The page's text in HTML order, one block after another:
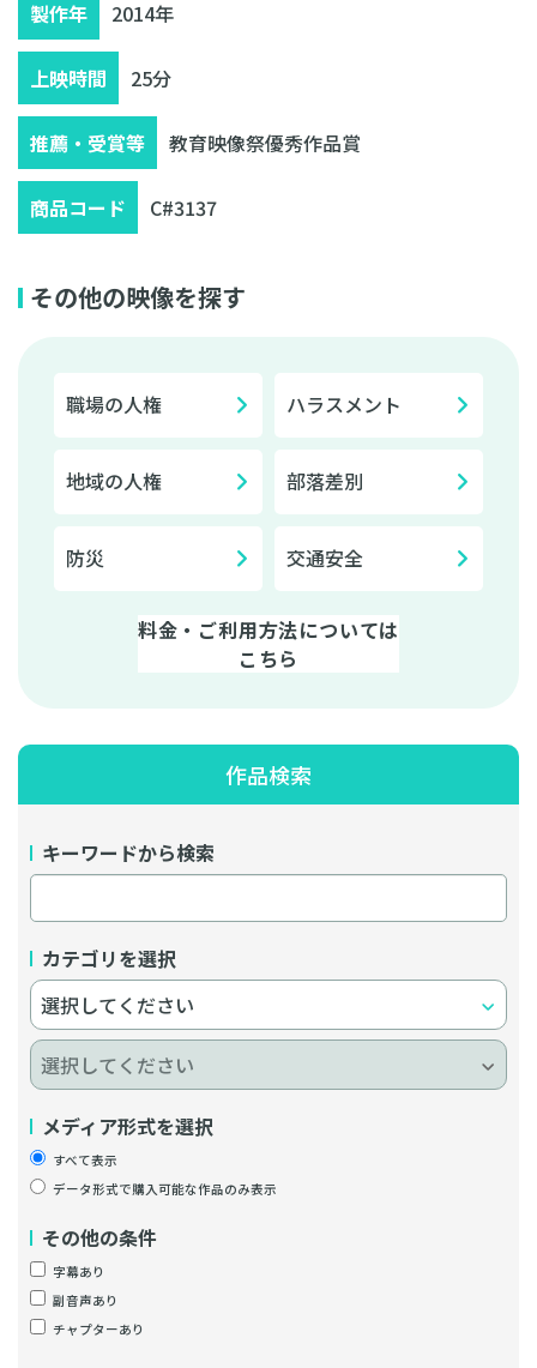
製作年 2014年
上映時間 25分
推薦・受賞等 教育映像祭優秀作品賞
商品コード C#3137
その他の映像を探す
職場の人権 ハラスメント
地域の人権 部落差別
防災 交通安全
料金・ご利用方法については
こちら
作品検索
キーワードから検索
カテゴリを選択
メディア形式を選択
すべて表示
データ形式で購入可能な作品のみ表示
その他の条件
字幕あり
副音声あり
チャプターあり